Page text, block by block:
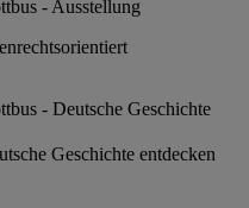
Geschichte entdecken